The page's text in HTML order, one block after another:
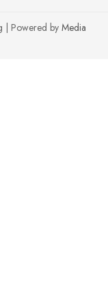
| Powered by Media